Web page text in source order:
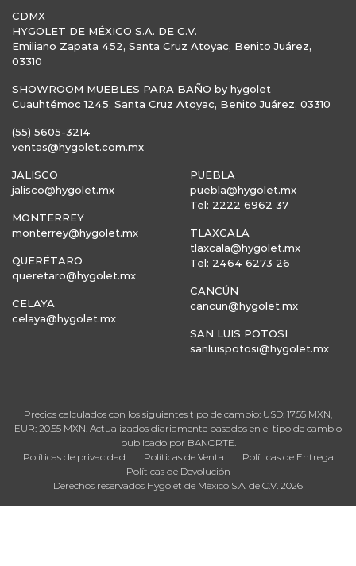
CDMX
HYGOLET DE MÉXICO S.A. DE C.V.
Emiliano Zapata 452, Santa Cruz Atoyac, Benito Juárez,
03310
SHOWROOM MUEBLES PARA BAÑO by hygolet
Cuauhtémoc 1245, Santa Cruz Atoyac, Benito Juárez, 03310
(55) 5605-3214
ventas@hygolet.com.mx
JALISCO
jalisco@hygolet.mx
MONTERREY
monterrey@hygolet.mx
QUERÉTARO
queretaro@hygolet.mx
CELAYA
celaya@hygolet.mx
PUEBLA
puebla@hygolet.mx
Tel: 2222 6962 37
TLAXCALA
tlaxcala@hygolet.mx
Tel: 2464 6273 26
CANCÚN
cancun@hygolet.mx
SAN LUIS POTOSI
sanluispotosi@hygolet.mx
Precios calculados con los siguientes tipo de cambio: USD: 17.55 MXN,
EUR: 20.55 MXN. Actualizados diariamente basados en el tipo de cambio
publicado por BANORTE.
Políticas de privacidad
Políticas de Venta
Políticas de Entrega
Políticas de Devolución
Derechos reservados Hygolet de México S.A. de C.V. 2026